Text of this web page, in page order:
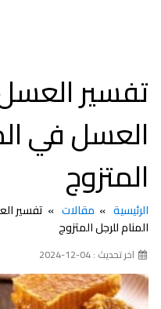
تفسير
العسل في
المتزوج
الرئيسية مقالات
تفسير
المنام للرجل المتزوج
اخر تحديث : 04-12-2024